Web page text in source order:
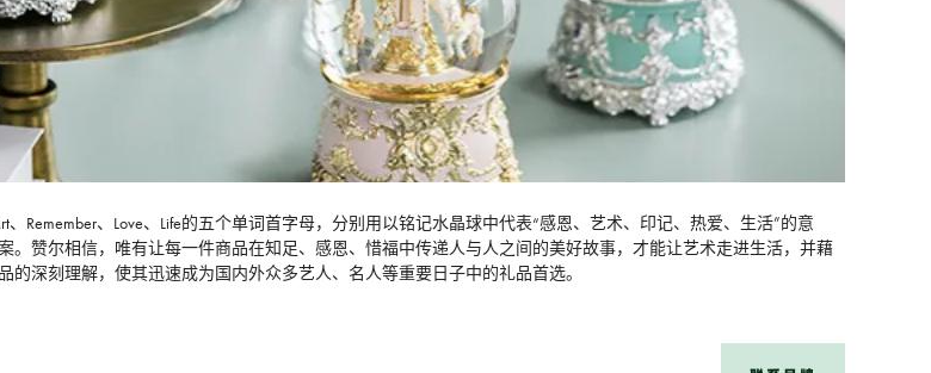
Remember、Love、Life的五个单词首字母，分别用以铭记水晶球中代表“感恩、艺术、印记、热爱、生活”的意
赞尔相信，唯有让每一件商品在知足、感恩、惜福中传递人与人之间的美好故事，才能让艺术走进生活，并藉
深刻理解，使其迅速成为国内外众多艺人、名人等重要日子中的礼品首选。